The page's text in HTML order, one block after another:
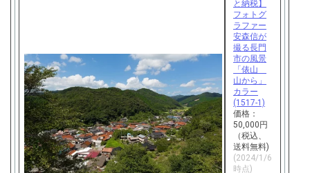
と納税】
フォトグ
ラファー
安森信が
撮る長門
市の風景
「俵山
山から」
カラー
(1517-1)
価格：
50,000円
（税込、
送料無料)
(2024/1/6
時点)